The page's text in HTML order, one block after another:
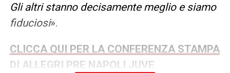
Gli altri stanno decisamente meglio e siamo
fiduciosi».
CLICCA QUI PER LA CONFERENZA STAMPA
DI ALLEGRI PRE NAPOLI JUVE